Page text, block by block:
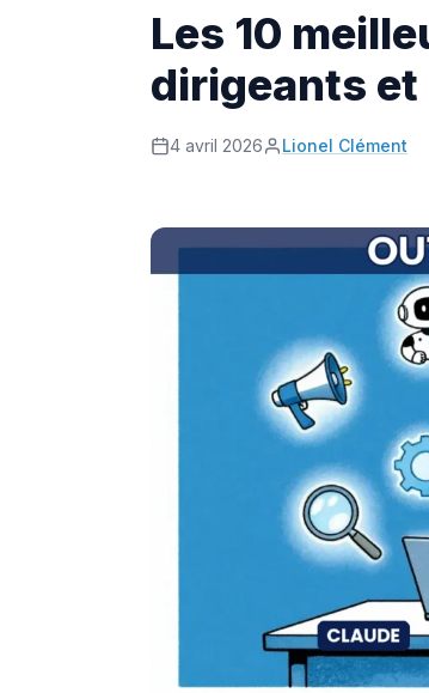
Les 10
dirigeants et
4 avril 2026 Lionel Clément